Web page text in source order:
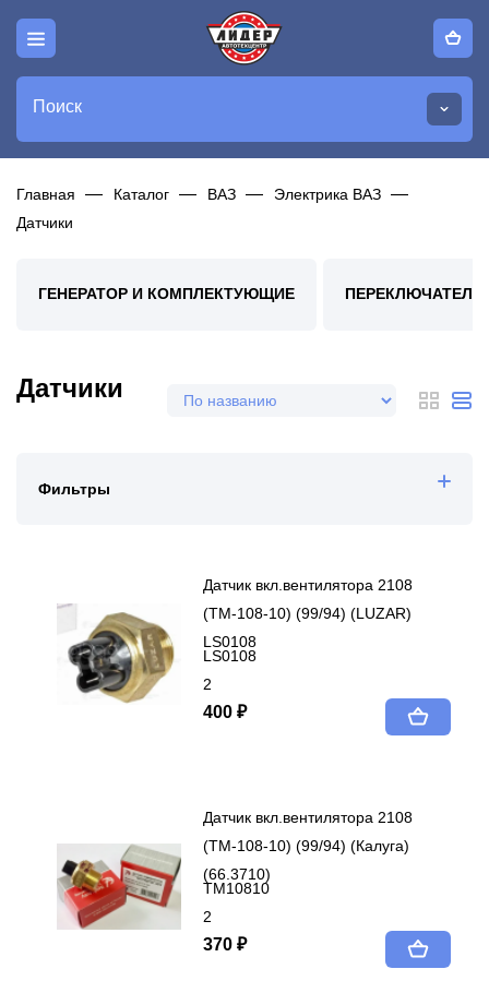
Поиск
Главная Каталог ВАЗ
Электрика ВАЗ
Датчики
ГЕНЕРАТОР И КОМПЛЕКТУЮЩИЕ
Датчики
Фильтры
Датчик вкл.вентилятора 2108
(ТМ-108-10) (99/94) (LUZAR)
LS0108
LS0108
2
400 ₽
Датчик вкл.вентилятора 2108
(ТМ-108-10) (99/94) (Калуга)
(66.3710)
ТМ10810
2
370 ₽